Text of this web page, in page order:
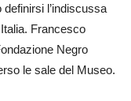
l’indiscussa
Francesco
Negro
le sale del Museo.